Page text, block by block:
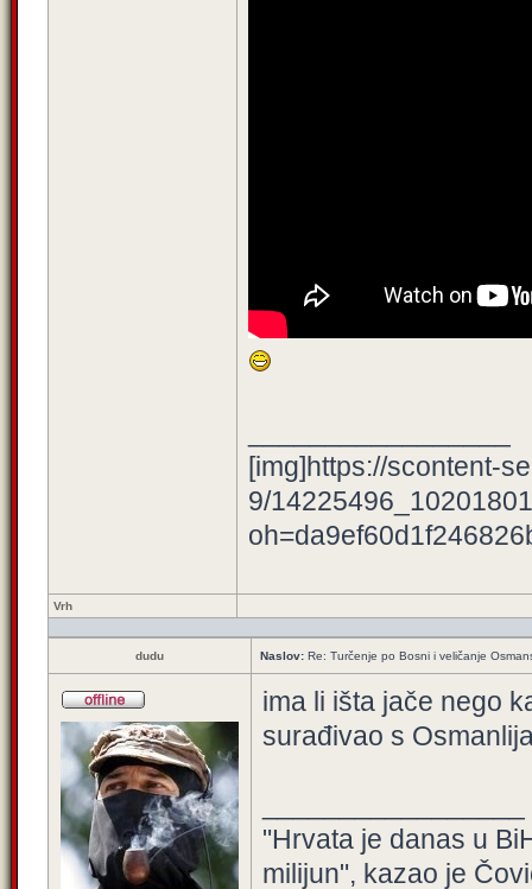
[img]https://scontent-
9/
Vrh
dudu Naslov: Re: Turčenje po Bosni i veličanje
ima li išta jače nego
surađivao s
"Hrvata je danas u
milijun", kazao je